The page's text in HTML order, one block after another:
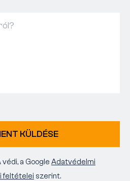
KÜLDÉSE
a Google Adatvédelmi
feltételei szerint.